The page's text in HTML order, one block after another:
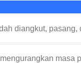
diangkut, pasang,
masa